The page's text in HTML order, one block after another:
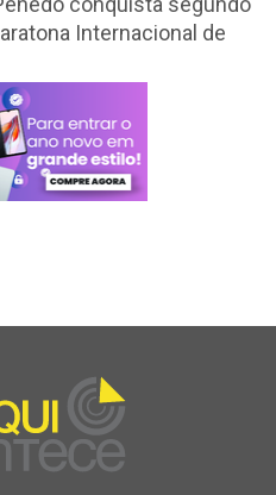
Internacional de